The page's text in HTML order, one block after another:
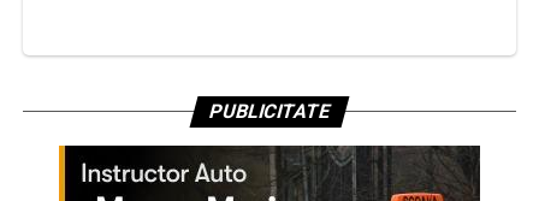
PUBLICITATE